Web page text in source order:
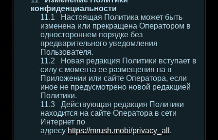
конфиденциальности
Настоящая Политика может быть
изменена или прекращена Оператором в
одностороннем порядке без
предварительного уведомления
Пользователя.
Новая редакция Политики вступает в
силу с момента ее размещения на в
Приложении или сайте Оператора, если
иное не предусмотрено новой редакцией
Политики.
Действующая редакция Политики
находится на сайте Оператора в сети
Интернет по
адресу https://mrush.mobi/privacy_all .